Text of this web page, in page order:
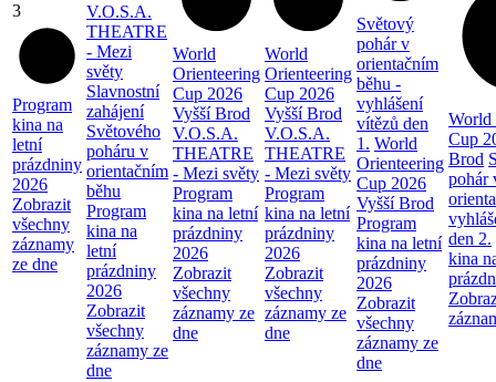
3
Program
kina na
letní
prázdniny
2026
Zobrazit
všechny
záznamy
ze dne
V.O.S.A.
THEATRE
- Mezi
světy
Slavnostní
zahájení
Světového
poháru v
orientačním
běhu
Program
kina na
letní
prázdniny
2026
Zobrazit
všechny
záznamy ze
dne
World
Orienteering
Cup 2026
Vyšší Brod
V.O.S.A.
THEATRE
- Mezi světy
Program
kina na letní
prázdniny
2026
Zobrazit
všechny
záznamy ze
dne
World
Orienteering
Cup 2026
Vyšší Brod
V.O.S.A.
THEATRE
- Mezi světy
Program
kina na letní
prázdniny
2026
Zobrazit
všechny
záznamy ze
dne
Světový
pohár v
orientačním
běhu -
vyhlášení
vítězů den
1. World
Orienteering
Cup 2026
Vyšší Brod
Program
kina na letní
prázdniny
2026
Zobrazit
všechny
záznamy ze
dne
World
Cup
Brod
pohár
den 2.
kina